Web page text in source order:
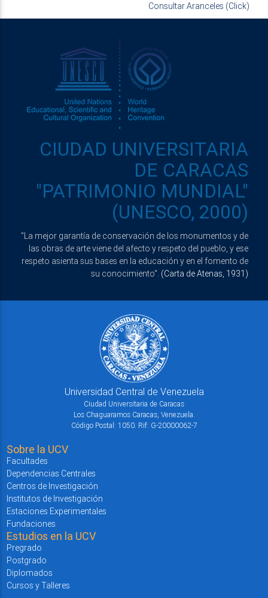
Consultar Aranceles (Click)
CIUDAD UNIVERSITARIA
DE CARACAS
"PATRIMONIO MUNDIAL"
(UNESCO, 2000)
"La mejor garantía de conservación de los monumentos y de
las obras de arte viene del afecto y respeto del pueblo, y ese
respeto asienta sus bases en la educación y en el fomento de
su conocimiento". (Carta de Atenas, 1931)
Universidad Central de Venezuela
Ciudad Universitaria de Caracas
Los Chaguaramos Caracas, Venezuela.
Código Postal: 1050. Rif: G-20000062-7
Sobre la UCV
Facultades
Dependencias Centrales
Centros de Investigación
Institutos de Investigación
Estaciones Experimentales
Fundaciones
Estudios en la UCV
Pregrado
Postgrado
Diplomados
Cursos y Talleres